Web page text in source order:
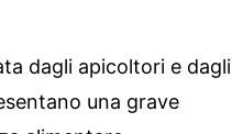
dagli apicoltori e dagli
una grave